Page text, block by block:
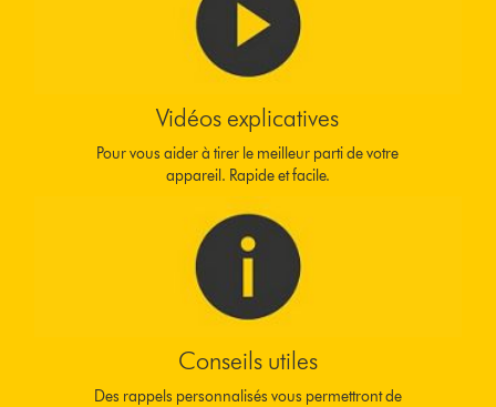
Vidéos explicatives
Pour vous aider à tirer le meilleur parti de votre
appareil. Rapide et facile.
Conseils utiles
Des rappels personnalisés vous permettront de